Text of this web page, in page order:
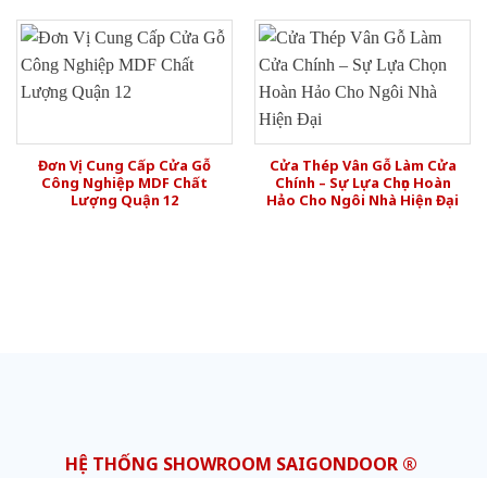
Đơn Vị Cung Cấp Cửa Gỗ
Công Nghiệp MDF Chất
Lượng Quận 12
Cửa Thép Vân Gỗ Làm Cửa
Chính – Sự Lựa Chọn Hoàn
Hảo Cho Ngôi Nhà Hiện Đại
HỆ THỐNG SHOWROOM SAIGONDOOR ®